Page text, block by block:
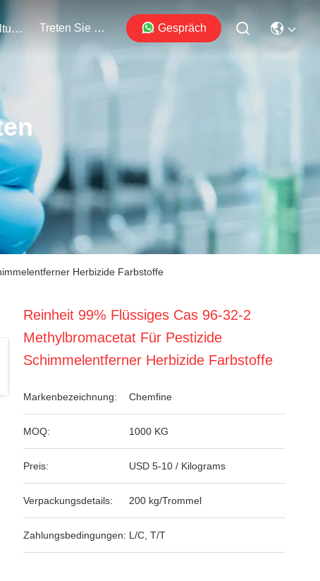
Veranstaltungen Treten Sie Mit Uns In Verbindung Gespräch
Herbizide Farbstoffe
Reinheit 99% Flüssiges Cas 96-32-2
Methylbromacetat Für Pestizide
Schimmelentferner Herbizide Farbstoffe
Markenbezeichnung: Chemfine
MOQ: 1000 KG
Preis: USD 5-10 / Kilograms
Verpackungsdetails: 200 kg/Trommel
Zahlungsbedingungen: L/C, T/T